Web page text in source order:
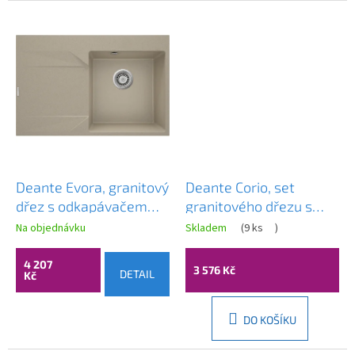
Deante Evora, granitový
dřez s odkapávačem
vlevo, 1-komorový
760x500x195 mm,
písková matná, ZQJ_711L
Na objednávku
4 207
Kč
DETAIL
Deante Corio, set
granitového dřezu s
baterií, 1-komorový
400, 350x500x211 mm,
písková, ocelová,
Skladem (9 ks )
3 576 Kč
DO KOŠÍKU